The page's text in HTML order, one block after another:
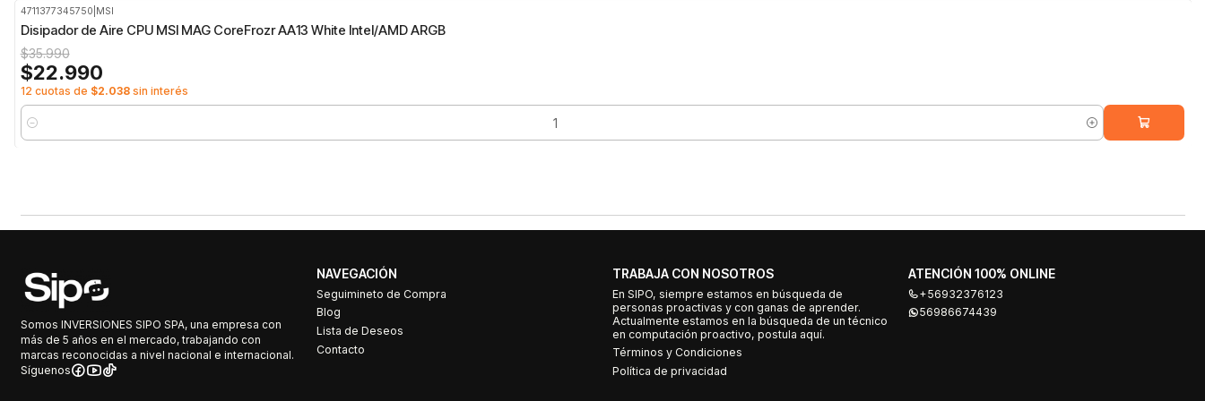
4711377345750 MSI
Disipador de Aire CPU MSI MAG CoreFrozr AA13 White Intel/AMD ARGB
$35.990
$22.990
12 cuotas de $2.038sin interés
Cantidad
Somos INVERSIONES SIPO SPA, una empresa con
más de 5 años en el mercado, trabajando con
marcas reconocidas a nivel nacional e internacional.
Síguenos
NAVEGACIÓN
Seguimineto de Compra
Blog
Lista de Deseos
Contacto
TRABAJA CON NOSOTROS
En SIPO, siempre estamos en búsqueda de
personas proactivas y con ganas de aprender.
Actualmente estamos en la búsqueda de un técnico
en computación proactivo, postula aquí.
Términos y Condiciones
Política de privacidad
ATENCIÓN 100% ONLINE
+56932376123
56986674439